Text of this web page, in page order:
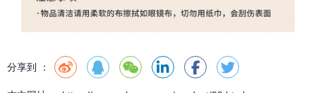
分享到 ：